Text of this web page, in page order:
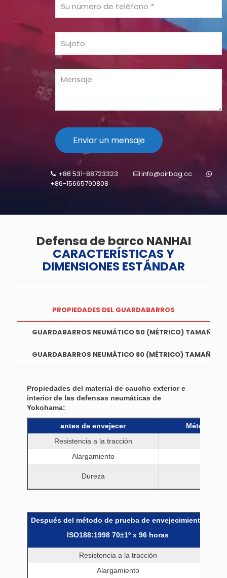
+86 531-88723323
info@airbag.cc
+86-15665790808
Defensa de barco NANHAI
CARACTERÍSTICAS Y
DIMENSIONES ESTÁNDAR
PROPIEDADES DEL GUARDABARROS
GUARDABARROS NEUMÁTICO 50 (MÉTRICO) TAMAÑOS
GUARDABARROS NEUMÁTICO 80 (MÉTRICO) TAMAÑOS
Propiedades del material de caucho exterior e
interior de las defensas neumáticas de
Yokohama:
antes de envejecer
Métodos
Resistencia a la tracción
Alargamiento
Dureza
Después del método de prueba de envejecimiento
ISO188:1998 70±1º x 96 horas
Resistencia a la tracción
Alargamiento